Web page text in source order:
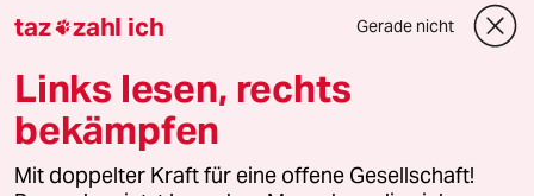
Downloads für Abonnierende
© 2026 taz Verlags und Vertriebs GmbH
Alle Rechte vorbehalten. Bei rechtlichen Fragen oder für Genehmigungen
wenden Sie sich bitte an
lizenzen@taz.de
taz zahl ich Gerade nicht
Links lesen, rechts
bekämpfen
Mit doppelter Kraft für eine offene Gesellschaft!